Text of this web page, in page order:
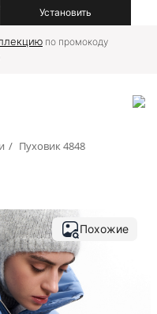
Установить
оформитьна
сайта
/ Пуховик 4848
Похожие